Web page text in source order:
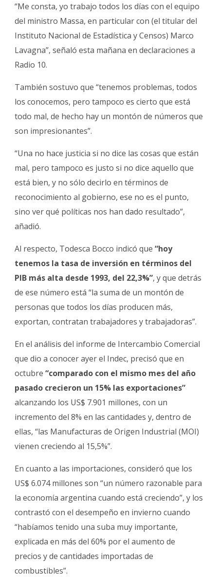
“Me consta, yo trabajo todos los días con el equipo
del ministro Massa, en particular con (el titular del
Instituto Nacional de Estadística y Censos) Marco
Lavagna”, señaló esta mañana en declaraciones a
Radio 10.
También sostuvo que “tenemos problemas, todos
los conocemos, pero tampoco es cierto que está
todo mal, de hecho hay un montón de números que
son impresionantes”.
“Una no hace justicia si no dice las cosas que están
mal, pero tampoco es justo si no dice aquello que
está bien, y no sólo decirlo en términos de
reconocimiento al gobierno, ese no es el punto,
sino ver qué políticas nos han dado resultado”,
añadió.
Al respecto, Todesca Bocco indicó que “hoy
tenemos la tasa de inversión en términos del
PIB más alta desde 1993, del 22,3%”, y que detrás
de ese número está “la suma de un montón de
personas que todos los días producen más,
exportan, contratan trabajadores y trabajadoras”.
En el análisis del informe de Intercambio Comercial
que dio a conocer ayer el Indec, precisó que en
octubre “comparado con el mismo mes del año
pasado crecieron un 15% las exportaciones”
alcanzando los US$ 7.901 millones, con un
incremento del 8% en las cantidades y, dentro de
ellas, “las Manufacturas de Origen Industrial (MOI)
vienen creciendo al 15,5%”.
En cuanto a las importaciones, consideró que los
US$ 6.074 millones son “un número razonable para
la economía argentina cuando está creciendo”, y los
contrastó con el desempeño en invierno cuando
“habíamos tenido una suba muy importante,
explicada en más del 60% por el aumento de
precios y de cantidades importadas de
combustibles”.